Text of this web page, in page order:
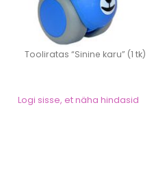
Tooliratas “Sinine karu” (1 tk)
Logi sisse, et näha hindasid